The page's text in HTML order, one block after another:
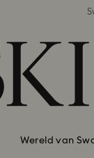
Wereld van